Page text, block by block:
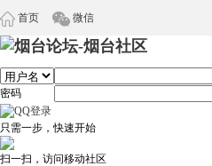
首页 微信
密码
只需一步，快速开始
扫一扫，访问移动社区